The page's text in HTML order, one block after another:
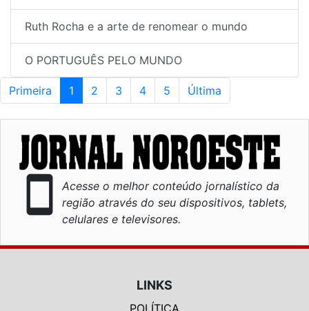
Ruth Rocha e a arte de renomear o mundo
O PORTUGUÊS PELO MUNDO
Primeira 1 (current)
2 3 4 5 Última
smartphone
Acesse o melhor conteúdo jornalístico da
região através do seu dispositivos, tablets,
celulares e televisores.
LINKS
POLÍTICA